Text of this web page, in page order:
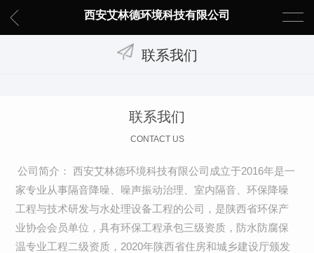
西安艾林德环境科技有限公司
联系我们
联系我们
CONTACT US
公司简介： 西安艾林德环境科技有限公司成立于2016年是一
家专业从事隔音降噪、噪声振动治理、室内隔音、环保降噪
工程与技术研发与水处理设备工程的公司，是陕西省环保产
业协会会员单位，具有环保工程承包三级资质，防水防腐保
温专业工程二级资质，2020年陕西省住房和城乡建设厅颁发